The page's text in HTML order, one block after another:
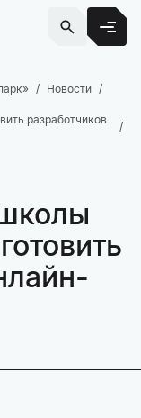
Новости
разработчиков